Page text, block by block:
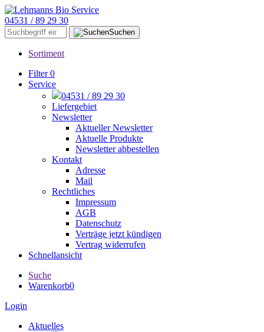
04531 / 89 29 30
Suchen
Sortiment
Filter 0
Service
04531 / 89 29 30
Liefergebiet
Newsletter
Aktueller Newsletter
Aktuelle Produkte
Newsletter abbestellen
Kontakt
Adresse
Mail
Rechtliches
Impressum
AGB
Datenschutz
Verträge jetzt kündigen
Vertrag widerrufen
Schnellansicht
Suche
Warenkorb0
Login
Aktuelles